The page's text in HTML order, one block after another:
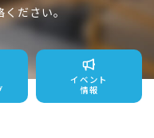
ください。
イベント
情報